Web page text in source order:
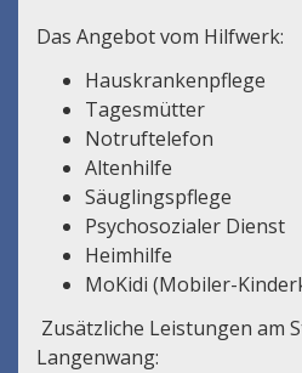
Das Angebot vom Hilfwerk:
Hauskrankenpflege
Tagesmütter
Notruftelefon
Altenhilfe
Säuglingspflege
Psychosozialer Dienst
Heimhilfe
MoKidi (Mobiler-
Zusätzliche Leistungen am
Langenwang: